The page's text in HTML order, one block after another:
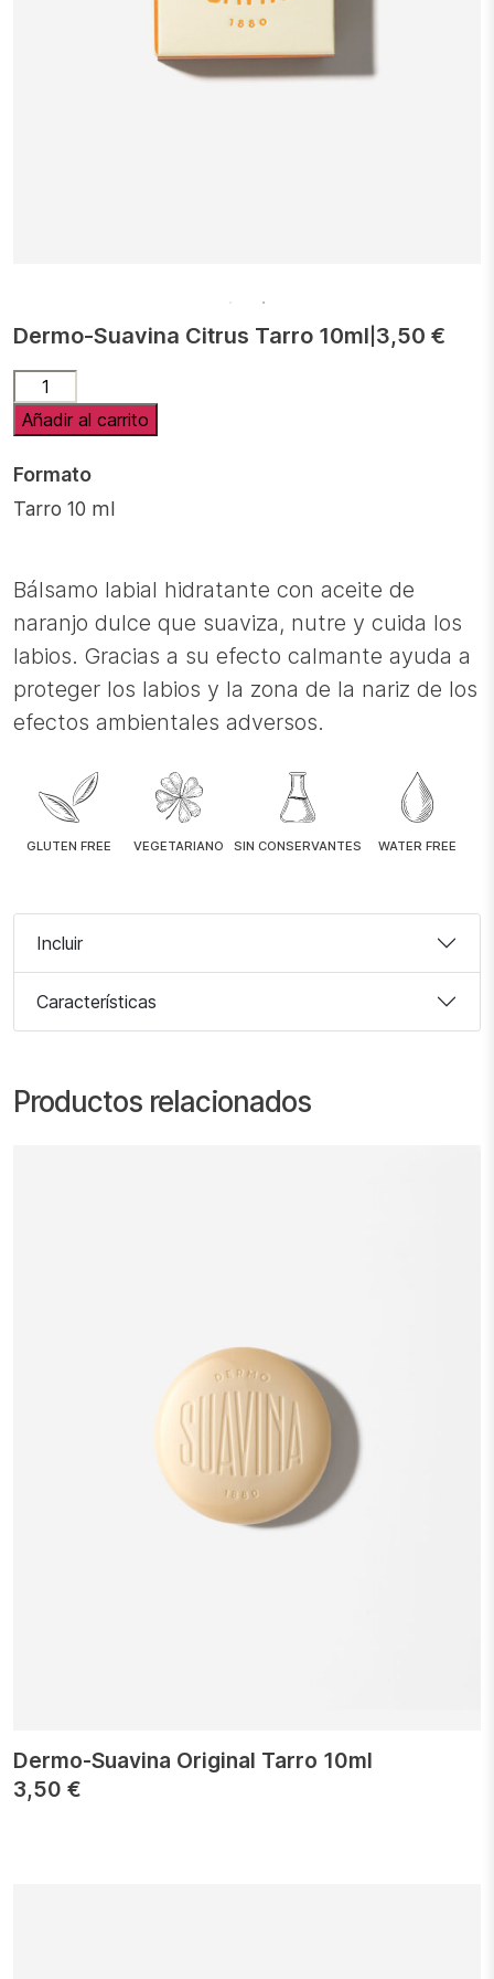
Dermo-Suavina Citrus Tarro 10ml 3,50 €
Dermo-
Suavina
Citrus
10ml
cantidad
Añadir al carrito
Formato
Tarro 10 ml
Bálsamo labial hidratante con aceite de
naranjo dulce que suaviza, nutre y cuida los
labios. Gracias a su efecto calmante ayuda a
proteger los labios y la zona de la nariz de los
efectos ambientales adversos.
GLUTEN FREE VEGETARIANO SIN CONSERVANTES WATER FREE
Incluir
Características
Productos relacionados
Dermo-Suavina Original Tarro 10ml
3,50 €